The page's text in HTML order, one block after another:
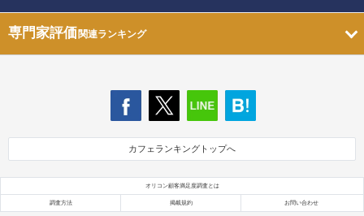
専門家評価関連ランキング
カフェランキングトップへ
オリコン顧客満足度調査とは
調査方法 掲載規約 お問い合わせ